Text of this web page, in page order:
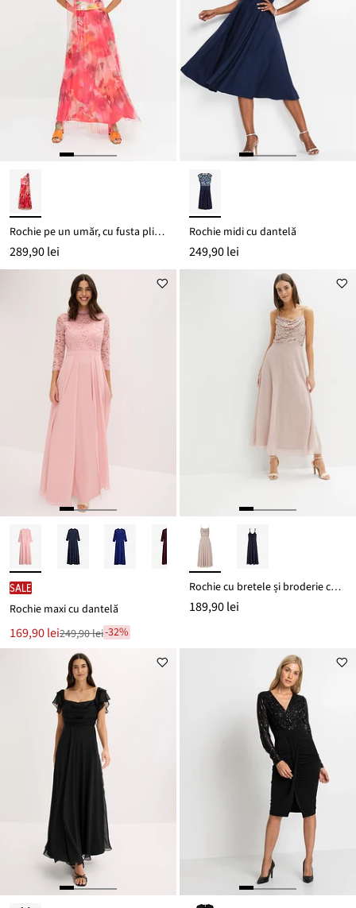
Rochie pe un umăr, cu fusta plisată, din tul
289,90 lei
Rochie midi cu dantelă
249,90 lei
SALE
Rochie maxi cu dantelă
Noul
preț
169,90 lei
Reducere249,90 lei-32%
Rochie cu bretele și broderie cu paiete
189,90 lei